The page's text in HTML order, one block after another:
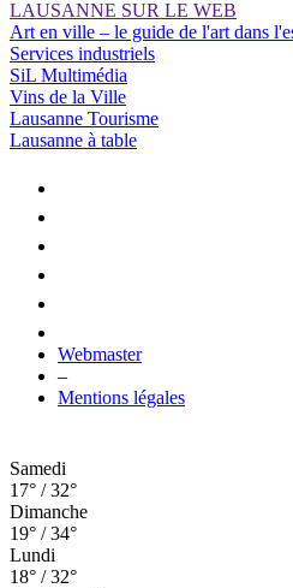
LAUSANNE SUR LE WEB
Art en ville – le guide de l'art dans
Services industriels
SiL Multimédia
Vins de la Ville
Lausanne Tourisme
Lausanne à table
Webmaster
–
Mentions légales
Samedi
17° / 32°
Dimanche
19° / 34°
Lundi
18° / 32°